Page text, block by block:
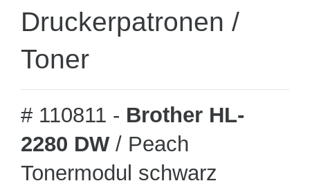
Druckerpatronen /
Toner
# 110811 - Brother HL-
2280 DW / Peach
Tonermodul schwarz